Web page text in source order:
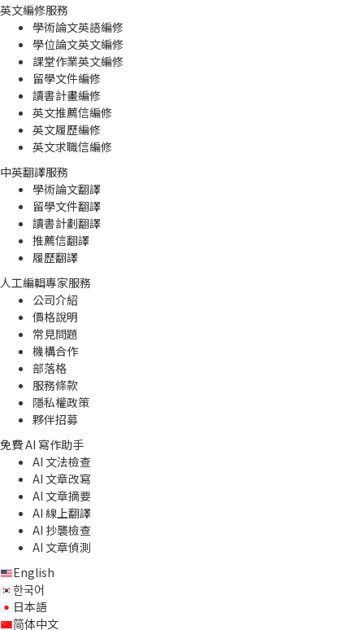
英文編修服務
學術論文英語編修
學位論文英文編修
課堂作業英文編修
留學文件編修
讀書計畫編修
英文推薦信編修
英文履歷編修
英文求職信編修
中英翻譯服務
學術論文翻譯
留學文件翻譯
讀書計劃翻譯
推薦信翻譯
履歷翻譯
人工編輯專家服務
公司介紹
價格說明
常見問題
機構合作
部落格
服務條款
隱私權政策
夥伴招募
免費 AI 寫作助手
AI 文法檢查
AI 文章改寫
AI 文章摘要
AI 線上翻譯
AI 抄襲檢查
AI 文章偵測
English
한국어
日本語
简体中文